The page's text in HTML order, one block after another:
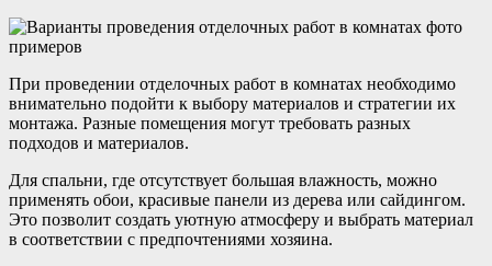
При проведении отделочных работ в комнатах необходимо
внимательно подойти к выбору материалов и стратегии их
монтажа. Разные помещения могут требовать разных
подходов и материалов.
Для спальни, где отсутствует большая влажность, можно
применять обои, красивые панели из дерева или сайдингом.
Это позволит создать уютную атмосферу и выбрать материал
в соответствии с предпочтениями хозяина.